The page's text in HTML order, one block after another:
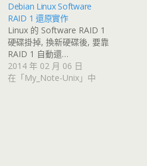
Debian Linux Software
RAID 1 還原實作
Linux 的 Software RAID 1
硬碟掛掉, 換新硬碟後, 要靠
RAID 1 自動還…
2014 年 02 月 06 日
在「My_Note-Unix」中